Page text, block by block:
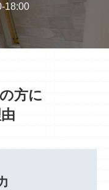
18:00
方に